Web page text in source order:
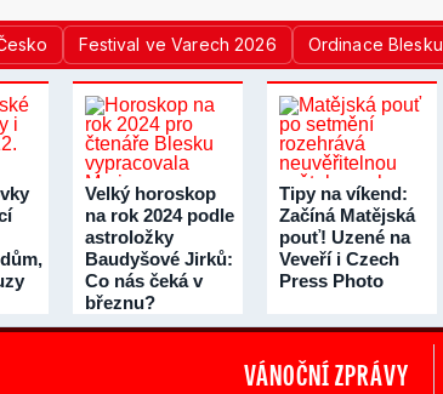
Festival ve Varech 2026 Ordinace Blesku
Velký horoskop
na rok 2024 podle
astroložky
Baudyšové Jirků:
Co nás čeká v
březnu?
Tipy na víkend:
Začíná Matějská
pouť! Uzené na
Veveří i Czech
Press Photo
VÁNOČNÍ ZPRÁVY